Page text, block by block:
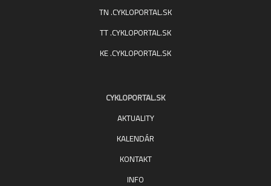
TN .CYKLOPORTAL.SK
TT .CYKLOPORTAL.SK
KE .CYKLOPORTAL.SK
CYKLOPORTAL.SK
AKTUALITY
KALENDÁR
KONTAKT
INFO